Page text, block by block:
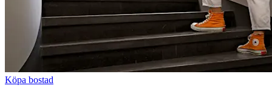
Köpa bostad